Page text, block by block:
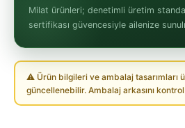
Milat ürünleri; denetimli üretim
sertifikası güvencesiyle ailenize
⚠ Ürün bilgileri ve ambalaj tasarımları
güncellenebilir. Ambalaj arkasını